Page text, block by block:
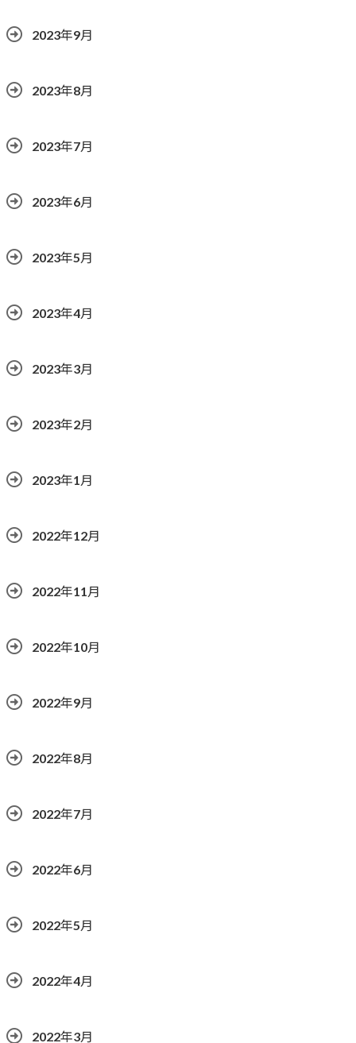
2023年9月
2023年8月
2023年7月
2023年6月
2023年5月
2023年4月
2023年3月
2023年2月
2023年1月
2022年12月
2022年11月
2022年10月
2022年9月
2022年8月
2022年7月
2022年6月
2022年5月
2022年4月
2022年3月